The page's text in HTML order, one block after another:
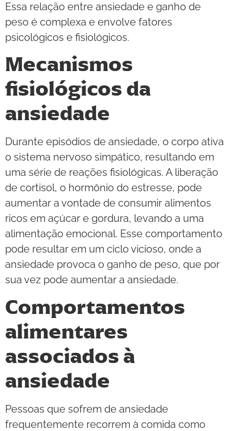
Essa relação entre ansiedade e ganho de
peso é complexa e envolve fatores
psicológicos e fisiológicos.
Mecanismos
fisiológicos da
ansiedade
Durante episódios de ansiedade, o corpo ativa
o sistema nervoso simpático, resultando em
uma série de reações fisiológicas. A liberação
de cortisol, o hormônio do estresse, pode
aumentar a vontade de consumir alimentos
ricos em açúcar e gordura, levando a uma
alimentação emocional. Esse comportamento
pode resultar em um ciclo vicioso, onde a
ansiedade provoca o ganho de peso, que por
sua vez pode aumentar a ansiedade.
Comportamentos
alimentares
associados à
ansiedade
Pessoas que sofrem de ansiedade
frequentemente recorrem à comida como